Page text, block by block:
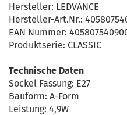
Hersteller: LEDVANCE
Hersteller-Art.Nr.:
EAN Nummer:
Produktserie: CLASSIC
Technische Daten
Sockel Fassung: E27
Bauform: A-Form
Leistung: 4,9W